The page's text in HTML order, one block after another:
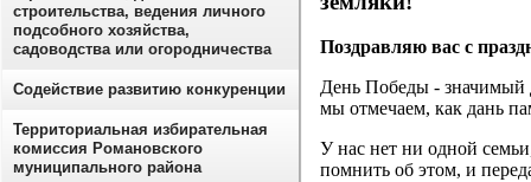
Поздравляю вас с
День Победы - значимый
мы отмечаем, как дань
У нас нет ни одной
помнить об этом, и
строительства, ведения личного
подсобного хозяйства,
садоводства или огородничества
Содействие развитию конкуренции
Территориальная избирательная
комиссия Романовского
муниципального района